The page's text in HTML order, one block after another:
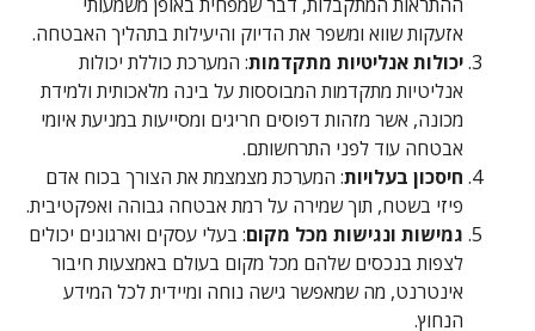
אזעקות שווא ומשפר את הדיוק והיעילות בתהליך האבטחה.
יכולות אנליטיות מתקדמות: המערכת כוללת יכולות
אנליטיות מתקדמות המבוססות על בינה מלאכותית ולמידת
מכונה, אשר מזהות דפוסים חריגים ומסייעות במניעת איומי
אבטחה עוד לפני התרחשותם.
חיסכון בעלויות: המערכת מצמצמת את הצורך בכוח אדם
פיזי בשטח, תוך שמירה על רמת אבטחה גבוהה ואפקטיבית.
גמישות ונגישות מכל מקום: בעלי עסקים וארגונים יכולים
לצפות בנכסים שלהם מכל מקום בעולם באמצעות חיבור
אינטרנט, מה שמאפשר גישה נוחה ומיידית לכל המידע
הנחוץ.